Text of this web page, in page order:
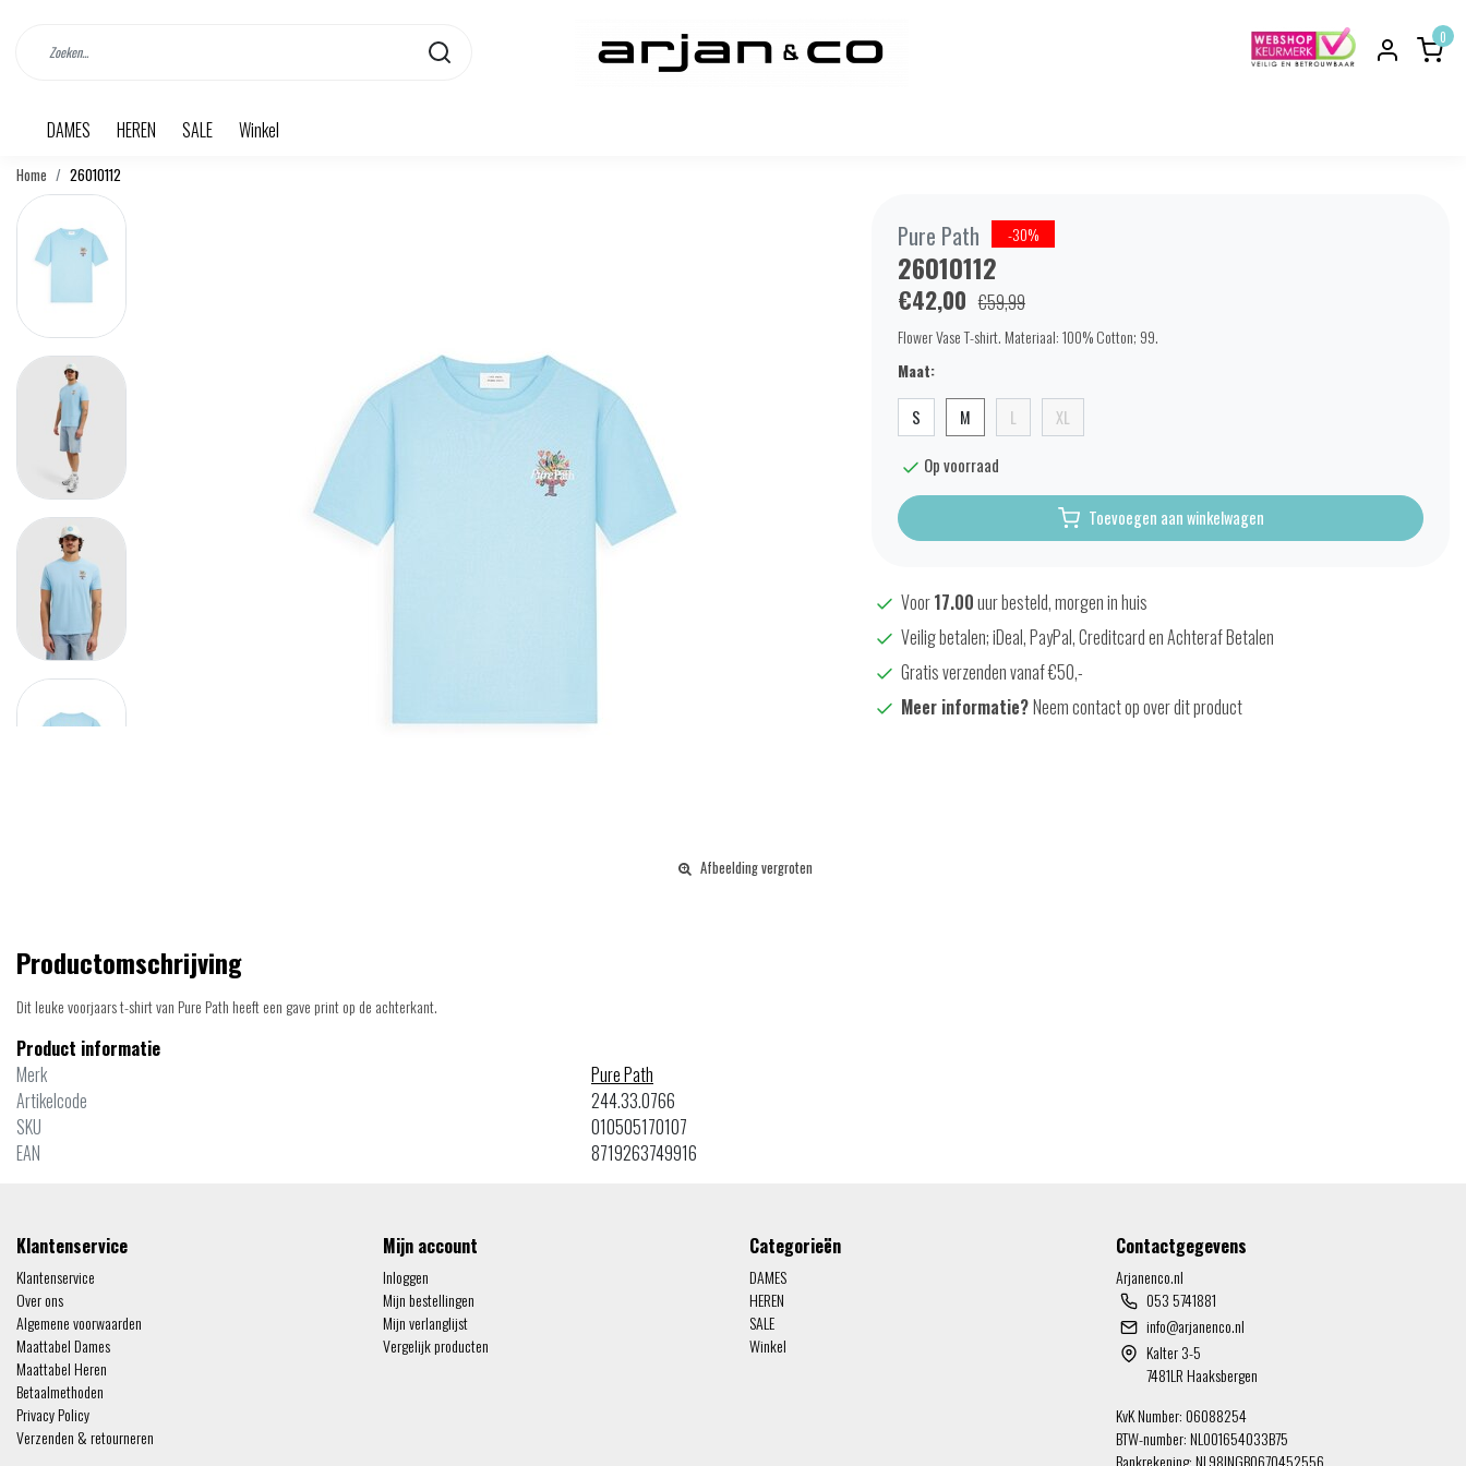
0
DAMES HEREN SALE Winkel
Home 26010112
Afbeelding vergroten
Pure Path -30%
26010112
€42,00 €59,99
Flower Vase T-shirt. Materiaal: 100% Cotton; 99.
Maat:
S M L XL
Op voorraad
Toevoegen aan winkelwagen
Voor17.00uur besteld, morgen in huis
Veilig betalen; iDeal, PayPal, Creditcard en Achteraf Betalen
Gratis verzenden vanaf €50,-
Meer informatie?Neem contact op over dit product
Productomschrijving
Dit leuke voorjaars t-shirt van Pure Path heeft een gave print op de achterkant.
Product informatie
Merk
Pure Path
Artikelcode
244.33.0766
SKU
010505170107
EAN
8719263749916
Klantenservice
Klantenservice
Over ons
Algemene voorwaarden
Maattabel Dames
Maattabel Heren
Betaalmethoden
Privacy Policy
Verzenden & retourneren
Mijn account
Inloggen
Mijn bestellingen
Mijn verlanglijst
Vergelijk producten
Categorieën
DAMES
HEREN
SALE
Winkel
Contactgegevens
Arjanenco.nl
053 5741881
info@arjanenco.nl
Kalter 3-5
7481LR Haaksbergen
KvK Number: 06088254
BTW-number: NL001654033B75
Bankrekening: NL98INGB0670452556